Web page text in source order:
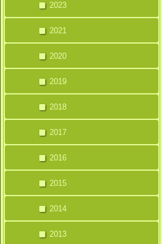
2023
2021
2020
2019
2018
2017
2016
2015
2014
2013